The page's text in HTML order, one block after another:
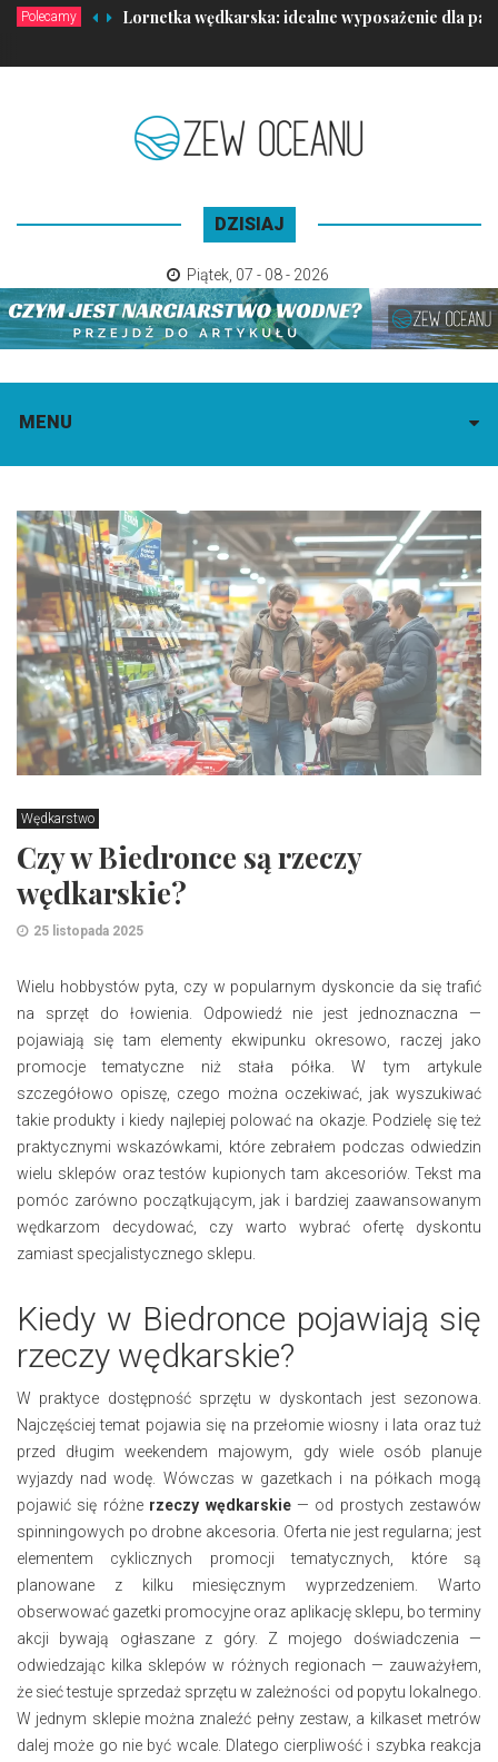
Polecamy Lornetka wędkarska: idealne wyposażenie dla
DZISIAJ
Piątek 07 - 08 - 2026
MENU
Wędkarstwo
Czy w Biedronce są rzeczy
wędkarskie?
25 listopada 2025
Wielu hobbystów pyta, czy w popularnym dyskoncie da się trafić
na sprzęt do łowienia. Odpowiedź nie jest jednoznaczna —
pojawiają się tam elementy ekwipunku okresowo, raczej jako
promocje tematyczne niż stała półka. W tym artykule
szczegółowo opiszę, czego można oczekiwać, jak wyszukiwać
takie produkty i kiedy najlepiej polować na okazje. Podzielę się też
praktycznymi wskazówkami, które zebrałem podczas odwiedzin
wielu sklepów oraz testów kupionych tam akcesoriów. Tekst ma
pomóc zarówno początkującym, jak i bardziej zaawansowanym
wędkarzom decydować, czy warto wybrać ofertę dyskontu
zamiast specjalistycznego sklepu.
Kiedy w Biedronce pojawiają się
rzeczy wędkarskie?
W praktyce dostępność sprzętu w dyskontach jest sezonowa.
Najczęściej temat pojawia się na przełomie wiosny i lata oraz tuż
przed długim weekendem majowym, gdy wiele osób planuje
wyjazdy nad wodę. Wówczas w gazetkach i na półkach mogą
pojawić się różne rzeczy wędkarskie— od prostych zestawów
spinningowych po drobne akcesoria. Oferta nie jest regularna; jest
elementem cyklicznych promocji tematycznych, które są
planowane z kilku miesięcznym wyprzedzeniem. Warto
obserwować gazetki promocyjne oraz aplikację sklepu, bo terminy
akcji bywają ogłaszane z góry. Z mojego doświadczenia —
odwiedzając kilka sklepów w różnych regionach — zauważyłem,
że sieć testuje sprzedaż sprzętu w zależności od popytu lokalnego.
W jednym sklepie można znaleźć pełny zestaw, a kilkaset metrów
dalej może go nie być wcale. Dlatego cierpliwość i szybka reakcja